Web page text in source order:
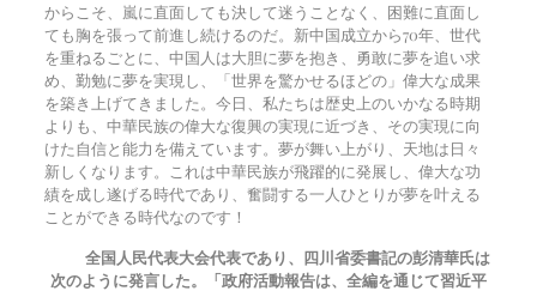
からこそ、嵐に直面しても決して迷うことなく、困難に直面し
ても胸を張って前進し続けるのだ。新中国成立から70年、世代
を重ねるごとに、中国人は大胆に夢を抱き、勇敢に夢を追い求
め、勤勉に夢を実現し、「世界を驚かせるほどの」偉大な成果
を築き上げてきました。今日、私たちは歴史上のいかなる時期
よりも、中華民族の偉大な復興の実現に近づき、その実現に向
けた自信と能力を備えています。夢が舞い上がり、天地は日々
新しくなります。これは中華民族が飛躍的に発展し、偉大な功
績を成し遂げる時代であり、奮闘する一人ひとりが夢を叶える
ことができる時代なのです！
全国人民代表大会代表であり、四川省委書記の彭清華氏は
次のように発言した。「政府活動報告は、全編を通じて習近平